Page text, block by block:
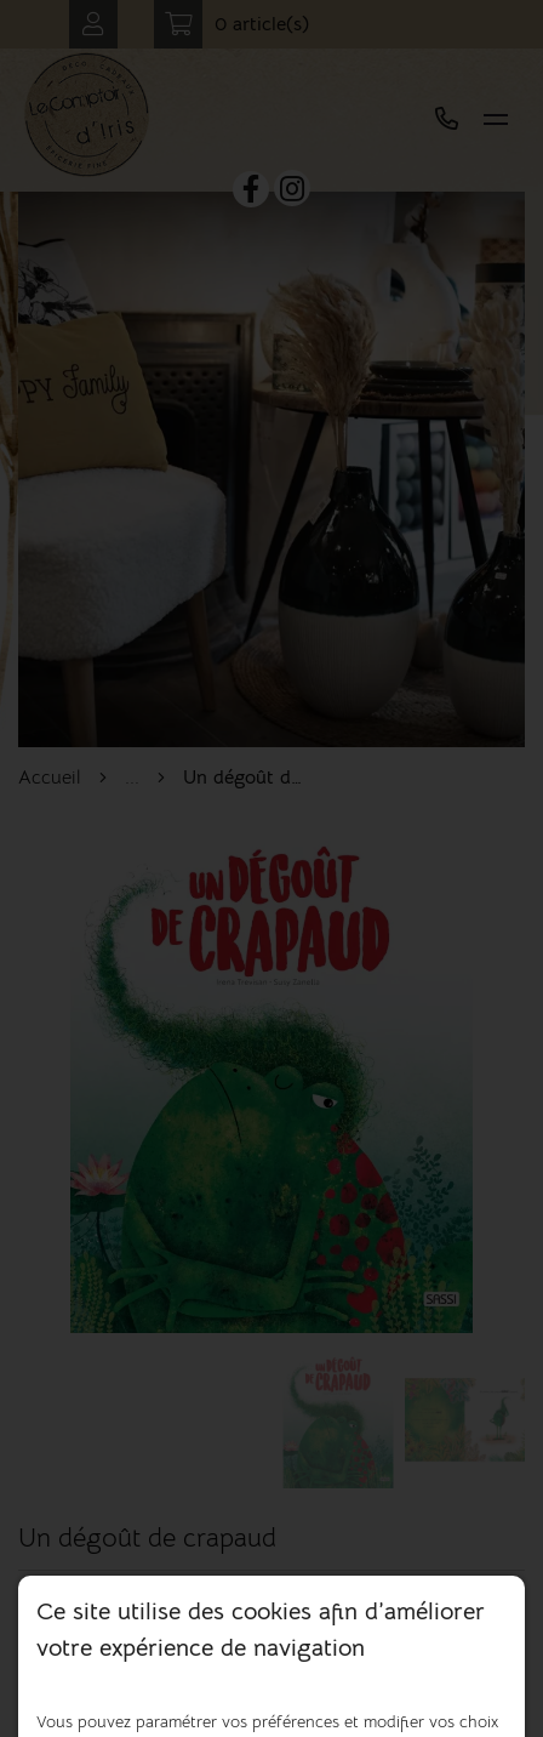
0 article(s)
Accueil Un dégoût de crapaud
Un dégoût de crapaud
Crapaud est très difficile : tout, mais absolument tout, le
dégoûte ! Jusqu'à ce qu'un évènement inattendu lui
Ce site utilise des cookies afin d’améliorer
votre expérience de navigation
Vous pouvez paramétrer vos préférences et modifier vos choix